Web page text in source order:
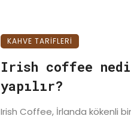
KAHVE TARIFLERI
Irish coffee
yapılır?
Irish Coffee, İrlanda kökenli